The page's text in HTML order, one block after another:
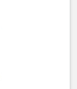
vòng 1 phút)